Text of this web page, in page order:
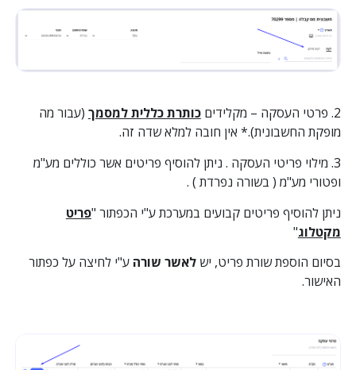
2. פרטי העסקה – מקלידים כותרת כללית למסמך (עבור מה
מופקת החשבונית).* אין חובה למלא שדה זה.
3. מילוי פריטי העסקה . ניתן להוסיף פריטים אשר כוללים מע"מ
ופטורי מע"מ ( בשורה נפרדת ) .
ניתן להוסיף פריטים קבועים במערכת ע"י הכפתור "פריט
מקטלוג"
בסיום הוספת שורת פריט, ישלאשר שורה ע"י לחיצה על כפתור
האישור.